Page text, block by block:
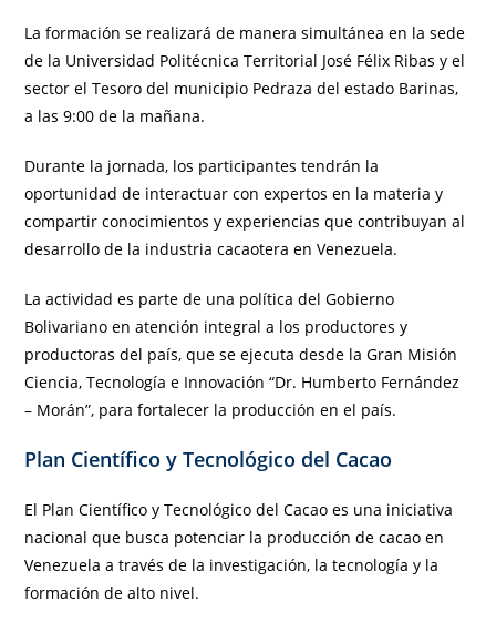
La formación se realizará de manera simultánea en la sede
de la Universidad Politécnica Territorial José Félix Ribas y el
sector el Tesoro del municipio Pedraza del estado Barinas,
a las 9:00 de la mañana.
Durante la jornada, los participantes tendrán la
oportunidad de interactuar con expertos en la materia y
compartir conocimientos y experiencias que contribuyan al
desarrollo de la industria cacaotera en Venezuela.
La actividad es parte de una política del Gobierno
Bolivariano en atención integral a los productores y
productoras del país, que se ejecuta desde la Gran Misión
Ciencia, Tecnología e Innovación “Dr. Humberto Fernández
– Morán”, para fortalecer la producción en el país.
Plan Científico y Tecnológico del Cacao
El Plan Científico y Tecnológico del Cacao es una iniciativa
nacional que busca potenciar la producción de cacao en
Venezuela a través de la investigación, la tecnología y la
formación de alto nivel.